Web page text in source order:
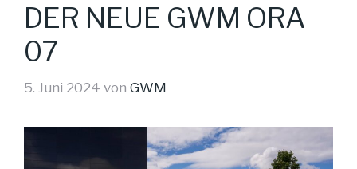
DER NEUE GWM ORA
07
5. Juni 2024 von GWM